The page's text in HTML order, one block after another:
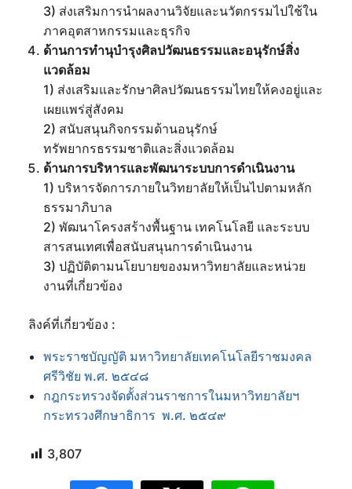
3) ส่งเสริมการนำผลงานวิจัยและนวัตกรรมไปใช้ใน
ภาคอุตสาหกรรมและธุรกิจ
ด้านการทำนุบำรุงศิลปวัฒนธรรมและอนุรักษ์สิ่ง
แวดล้อม
1) ส่งเสริมและรักษาศิลปวัฒนธรรมไทยให้คงอยู่และ
เผยแพร่สู่สังคม
2) สนับสนุนกิจกรรมด้านอนุรักษ์
ทรัพยากรธรรมชาติและสิ่งแวดล้อม
ด้านการบริหารและพัฒนาระบบการดำเนินงาน
1) บริหารจัดการภายในวิทยาลัยให้เป็นไปตามหลัก
ธรรมาภิบาล
2) พัฒนาโครงสร้างพื้นฐาน เทคโนโลยี และระบบ
สารสนเทศเพื่อสนับสนุนการดำเนินงาน
3) ปฏิบัติตามนโยบายของมหาวิทยาลัยและหน่วย
งานที่เกี่ยวข้อง
ลิงค์ที่เกี่ยวข้อง :
พระราชบัญญัติ มหาวิทยาลัยเทคโนโลยีราชมงคล
ศรีวิชัย พ.ศ. ๒๕๔๘
กฎกระทรวงจัดตั้งส่วนราชการในมหาวิทยาลัยฯ
กระทรวงศึกษาธิการ พ.ศ. ๒๕๔๙
3,807